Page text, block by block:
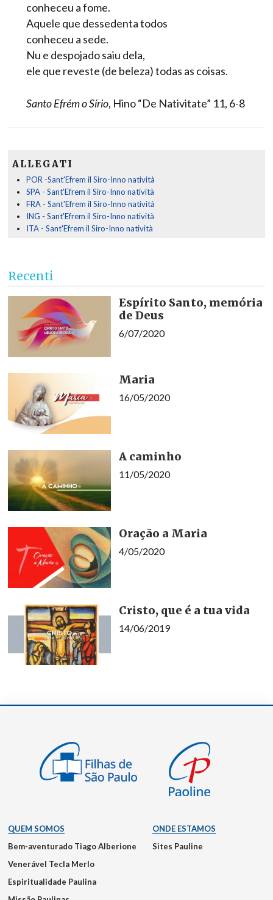
conheceu a fome.
Aquele que dessedenta todos
conheceu a sede.
Nu e despojado saiu dela,
ele que reveste (de beleza) todas as coisas.
Santo Efrém o Sírio, Hino “De Nativitate” 11, 6-8
ALLEGATI
POR -Sant'Efrem il Siro-Inno natività
SPA - Sant'Efrem il Siro-Inno natività
FRA - Sant'Efrem il Siro-Inno natività
ING - Sant'Efrem il Siro-Inno natività
ITA - Sant'Efrem il Siro-Inno natività
Recenti
Espírito Santo, memória
de Deus
6/07/2020
Maria
16/05/2020
A caminho
11/05/2020
Oração a Maria
4/05/2020
Cristo, que é a tua vida
14/06/2019
QUEM SOMOS
Bem-aventurado Tiago Alberione
Venerável Tecla Merlo
Espiritualidade Paulina
ONDE ESTAMOS
Sites Pauline